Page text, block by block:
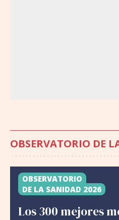
OBSERVATORIO DE
OBSERVATORIO
DE LA SANIDAD 2026
Los 300 mejores